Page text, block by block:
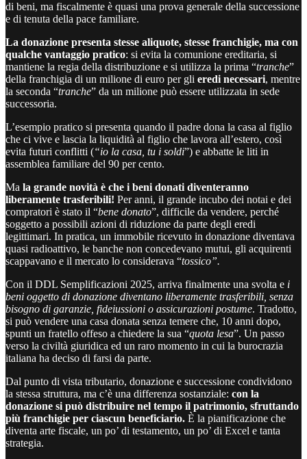
di beni, ma fiscalmente è quasi una prova generale della successione
e di tenuta della pace familiare.
La donazione presenta stesse aliquote, stesse franchigie, ma con
qualche vantaggio pratico: si evita la comunione ereditaria, si
mantiene la regia della distribuzione e si utilizza la prima “tranche”
della franchigia di un milione di euro per gli eredi necessari, mentre
la seconda “tranche” da un milione può essere utilizzata in sede
successoria.
L’esempio pratico si presenta quando il padre dona la casa al figlio
che ci vive e lascia la liquidità al figlio che lavora all’estero, così
evita futuri conflitti (“io la casa, tu i soldi”) e abbatte le liti in
assemblea familiare del 90 per cento.
Ma la grande novità è che i beni donati diventeranno
liberamente trasferibili! Per anni, il grande incubo dei notai e dei
compratori è stato il “bene donato”, difficile da vendere, perché
soggetto a possibili azioni di riduzione da parte degli eredi
legittimari. In pratica, un immobile ricevuto in donazione diventava
quasi radioattivo, le banche non concedevano mutui, gli acquirenti
scappavano e il mercato lo considerava “tossico”.
Con il DDL Semplificazioni 2025, arriva finalmente una svolta e i
beni oggetto di donazione diventano liberamente trasferibili, senza
bisogno di garanzie, fideiussioni o assicurazioni postume. Tradotto,
si può vendere una casa donata senza temere che, 10 anni dopo,
spunti un fratello offeso a chiedere la sua “quota lesa”. Un passo
verso la civiltà giuridica ed un raro momento in cui la burocrazia
italiana ha deciso di farsi da parte.
Dal punto di vista tributario, donazione e successione condividono
la stessa struttura, ma c’è una differenza sostanziale: con la
donazione si può distribuire nel tempo il patrimonio, sfruttando
più franchigie per ciascun beneficiario. È la pianificazione che
diventa arte fiscale, un po’ di testamento, un po’ di Excel e tanta
strategia.